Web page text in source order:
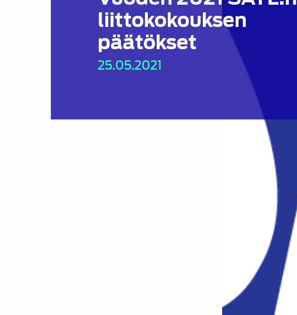
liittokokouksen
päätökset
25.05.2021